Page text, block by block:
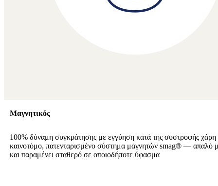
Μαγνητικός
100% δύναμη συγκράτησης με εγγύηση κατά της συστροφής χάρη
καινοτόμο, πατενταρισμένο σύστημα μαγνητών smag® — απαλό
και παραμένει σταθερό σε οποιοδήποτε ύφασμα